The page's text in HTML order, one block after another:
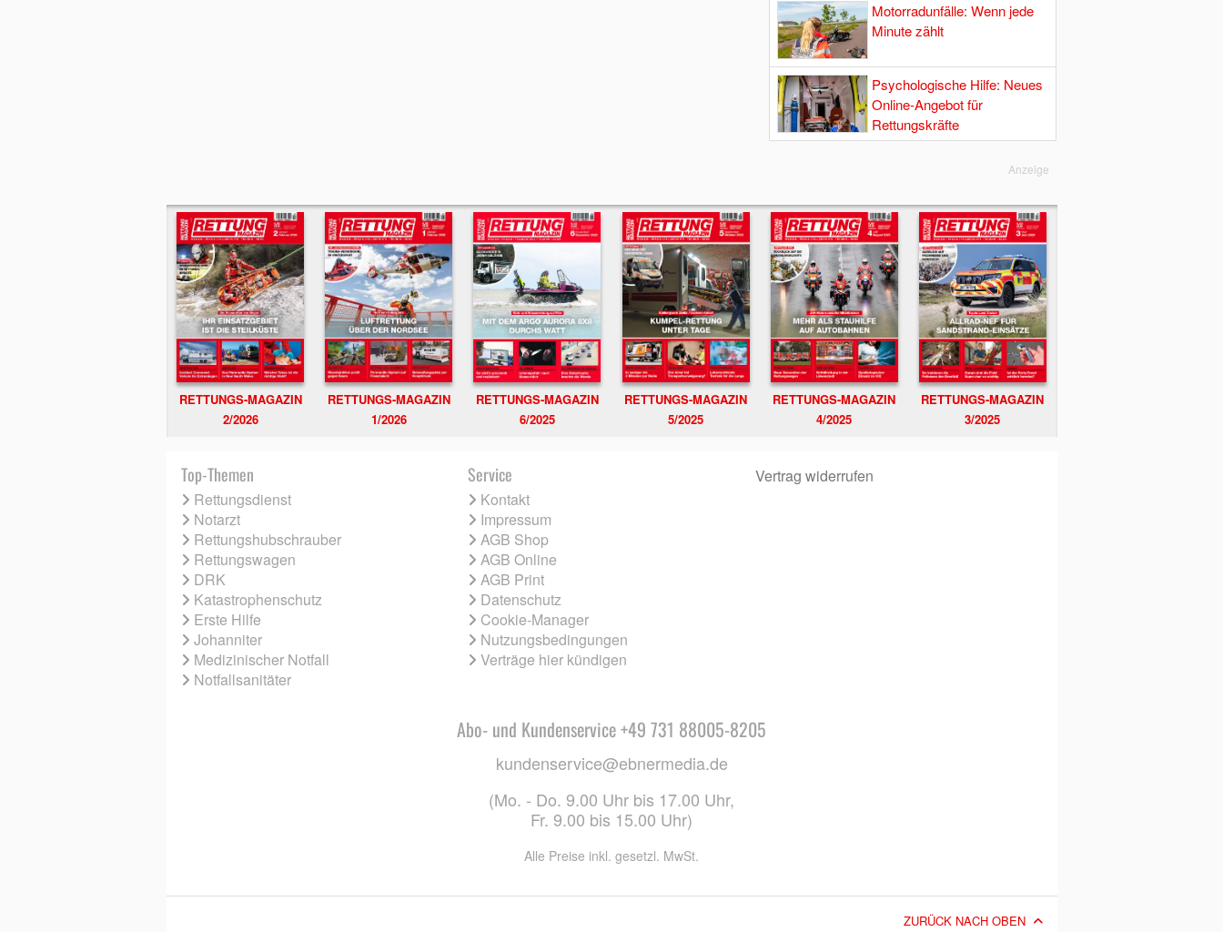
Motorradunfälle: Wenn jede
Minute zählt
Psychologische Hilfe: Neues
Online-Angebot für
Rettungskräfte
Anzeige
RETTUNGS-MAGAZIN
2/2026
RETTUNGS-MAGAZIN
1/2026
RETTUNGS-MAGAZIN
6/2025
RETTUNGS-MAGAZIN
5/2025
RETTUNGS-MAGAZIN
4/2025
RETTUNGS-MAGAZIN
3/2025
Top-Themen
Rettungsdienst
Notarzt
Rettungshubschrauber
Rettungswagen
DRK
Katastrophenschutz
Erste Hilfe
Johanniter
Medizinischer Notfall
Notfallsanitäter
Service
Kontakt
Impressum
AGB Shop
AGB Online
AGB Print
Datenschutz
Cookie-Manager
Nutzungsbedingungen
Verträge hier kündigen
Vertrag widerrufen
Abo- und Kundenservice +49 731 88005-8205
kundenservice@ebnermedia.de
(Mo. - Do. 9.00 Uhr bis 17.00 Uhr,
Fr. 9.00 bis 15.00 Uhr)
Alle Preise inkl. gesetzl. MwSt.
ZURÜCK NACH OBEN